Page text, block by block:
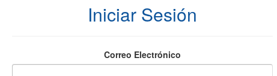
Iniciar Sesión
Correo Electrónico